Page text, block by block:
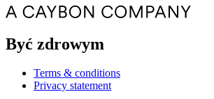
Być zdrowym
Terms & conditions
Privacy statement